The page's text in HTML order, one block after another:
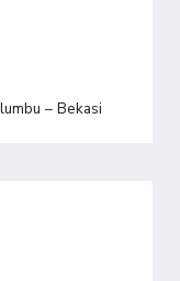
– Bekasi